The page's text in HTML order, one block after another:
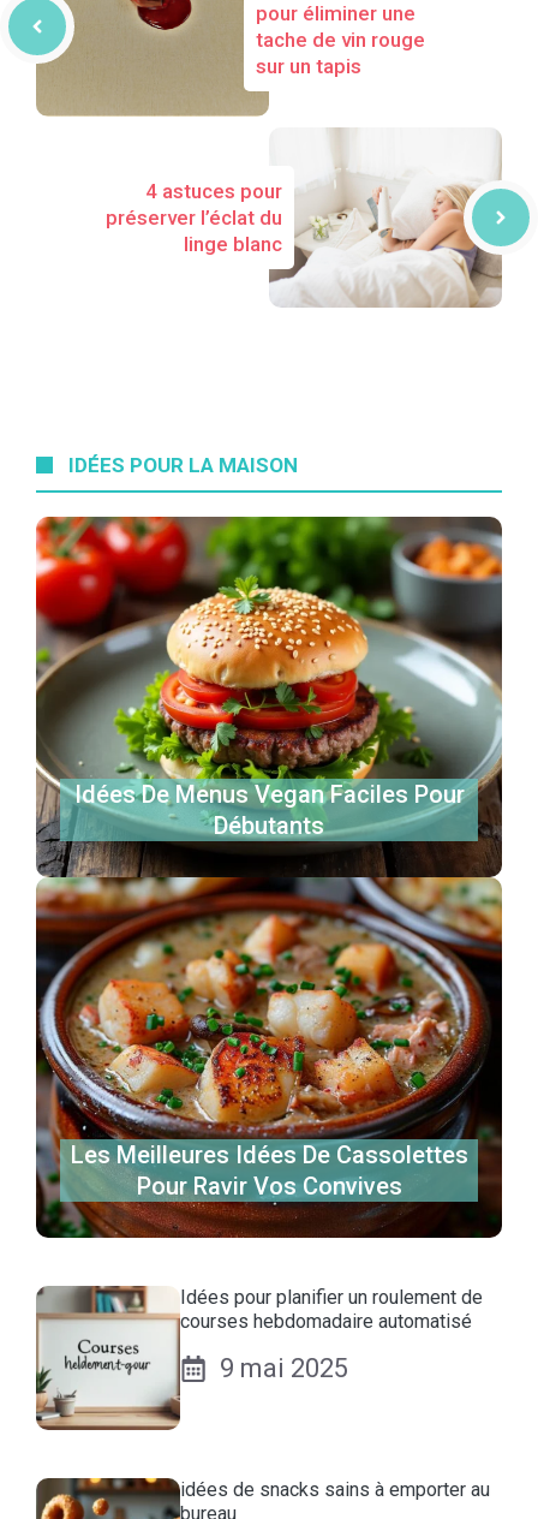
pour éliminer une
tache de vin rouge
sur un tapis
4 astuces pour
préserver l’éclat du
linge blanc
IDÉES POUR LA MAISON
Idées De Menus Vegan Faciles Pour
Débutants
Les Meilleures Idées De Cassolettes
Pour Ravir Vos Convives
Idées pour planifier un roulement de
courses hebdomadaire automatisé
9 mai 2025
idées de snacks sains à emporter au
bureau